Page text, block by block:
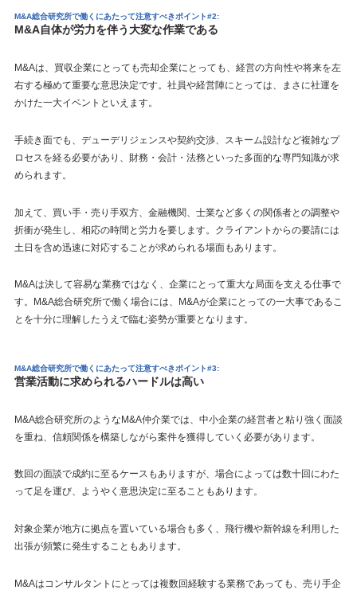
M&A総合研究所で働くにあたって注意すべきポイント#2:
M&A自体が労力を伴う大変な作業である
M&Aは、買収企業にとっても売却企業にとっても、経営の方向性や将来を左
右する極めて重要な意思決定です。社員や経営陣にとっては、まさに社運を
かけた一大イベントといえます。
手続き面でも、デューデリジェンスや契約交渉、スキーム設計など複雑なプ
ロセスを経る必要があり、財務・会計・法務といった多面的な専門知識が求
められます。
加えて、買い手・売り手双方、金融機関、士業など多くの関係者との調整や
折衝が発生し、相応の時間と労力を要します。クライアントからの要請には
土日を含め迅速に対応することが求められる場面もあります。
M&Aは決して容易な業務ではなく、企業にとって重大な局面を支える仕事で
す。M&A総合研究所で働く場合には、M&Aが企業にとっての一大事であるこ
とを十分に理解したうえで臨む姿勢が重要となります。
M&A総合研究所で働くにあたって注意すべきポイント#3:
営業活動に求められるハードルは高い
M&A総合研究所のようなM&A仲介業では、中小企業の経営者と粘り強く面談
を重ね、信頼関係を構築しながら案件を獲得していく必要があります。
数回の面談で成約に至るケースもありますが、場合によっては数十回にわた
って足を運び、ようやく意思決定に至ることもあります。
対象企業が地方に拠点を置いている場合も多く、飛行機や新幹線を利用した
出張が頻繁に発生することもあります。
M&Aはコンサルタントにとっては複数回経験する業務であっても、売り手企